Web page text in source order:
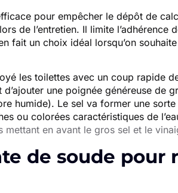
pour empêcher le dépôt de
de l’entretien. Il limite
fait un choix idéal lorsqu’on
les toilettes avec un coup rapide
une poignée généreuse de
humide). Le sel va former une
ou colorées caractéristiques de
mettant en avant le gros sel et le
de soude pour